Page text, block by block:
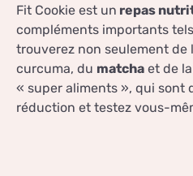
Fit Cookie est un repas
compléments importants
trouverez non seulement de
curcuma, du matcha et de
« super aliments », qui sont
réduction et testez vous-